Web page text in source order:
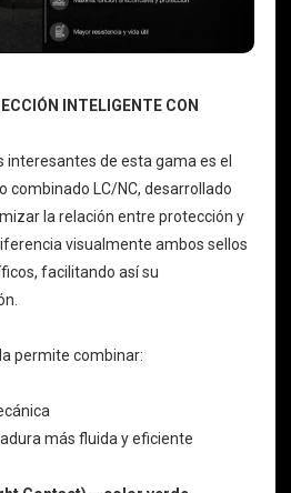
INTELIGENTE CON
interesantes de esta gama es el
combinado LC/NC, desarrollado
la relación entre protección y
visualmente ambos sellos
facilitando así su
permite combinar:
más fluida y eficiente